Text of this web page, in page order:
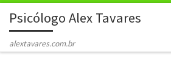
Skip to content
Psicólogo Alex Tavares
alextavares.com.br